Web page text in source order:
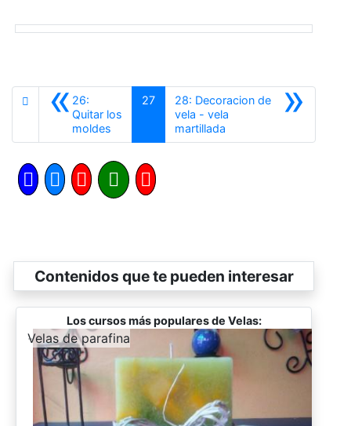
«26:
Quitar los
moldes
27 »
28: Decoracion de
vela - vela
martillada
Contenidos que te pueden interesar
Los cursos más populares de Velas:
-
Velas de parafina